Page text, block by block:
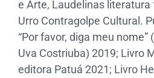
e Arte, Laudelinas literatura
Urro Contragolpe Cultural.
“Por favor, diga meu
Uva Costriuba) 2019; Livro
editora Patuá 2021; Livro